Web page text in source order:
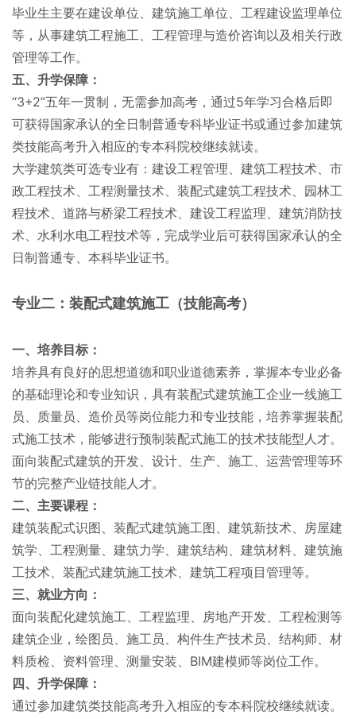
毕业生主要在建设单位、建筑施工单位、工程建设监理单位
等，从事建筑工程施工、工程管理与造价咨询以及相关行政
管理等工作。
五、升学保障：
“3+2”五年一贯制，无需参加高考，通过5年学习合格后即
可获得国家承认的全日制普通专科毕业证书或通过参加建筑
类技能高考升入相应的专本科院校继续就读。
大学建筑类可选专业有：建设工程管理、建筑工程技术、市
政工程技术、工程测量技术、装配式建筑工程技术、园林工
程技术、道路与桥梁工程技术、建设工程监理、建筑消防技
术、水利水电工程技术等，完成学业后可获得国家承认的全
日制普通专、本科毕业证书。
专业二：装配式建筑施工（技能高考）
一、培养目标：
培养具有良好的思想道德和职业道德素养，掌握本专业必备
的基础理论和专业知识，具有装配式建筑施工企业一线施工
员、质量员、造价员等岗位能力和专业技能，培养掌握装配
式施工技术，能够进行预制装配式施工的技术技能型人才。
面向装配式建筑的开发、设计、生产、施工、运营管理等环
节的完整产业链技能人才。
二、主要课程：
建筑装配式识图、装配式建筑施工图、建筑新技术、房屋建
筑学、工程测量、建筑力学、建筑结构、建筑材料、建筑施
工技术、装配式建筑施工技术、建筑工程项目管理等。
三、就业方向：
面向装配化建筑施工、工程监理、房地产开发、工程检测等
建筑企业，绘图员、施工员、构件生产技术员、结构师、材
料质检、资料管理、测量安装、BIM建模师等岗位工作。
四、升学保障：
通过参加建筑类技能高考升入相应的专本科院校继续就读。